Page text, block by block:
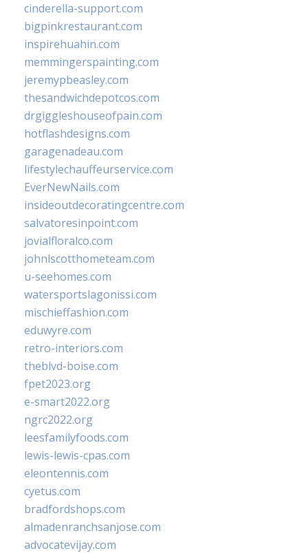
cinderella-support.com
bigpinkrestaurant.com
inspirehuahin.com
memmingerspainting.com
jeremypbeasley.com
thesandwichdepotcos.com
drgiggleshouseofpain.com
hotflashdesigns.com
garagenadeau.com
lifestylechauffeurservice.com
EverNewNails.com
insideoutdecoratingcentre.com
salvatoresinpoint.com
jovialfloralco.com
johnlscotthometeam.com
u-seehomes.com
watersportslagonissi.com
mischieffashion.com
eduwyre.com
retro-interiors.com
theblvd-boise.com
fpet2023.org
e-smart2022.org
ngrc2022.org
leesfamilyfoods.com
lewis-lewis-cpas.com
eleontennis.com
cyetus.com
bradfordshops.com
almadenranchsanjose.com
advocatevijay.com